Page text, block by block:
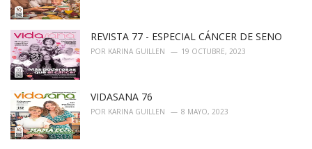
REVISTA 77 - ESPECIAL CÁNCER DE SENO
POR KARINA GUILLEN 19 OCTUBRE, 2023
VIDASANA 76
POR KARINA GUILLEN 8 MAYO, 2023